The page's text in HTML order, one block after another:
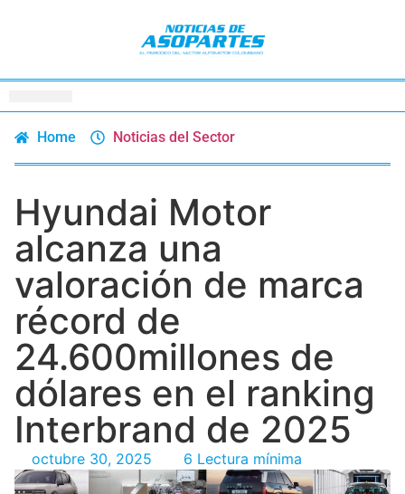
Home Noticias del Sector
Hyundai Motor
alcanza una
valoración de marca
récord de
24.600millones de
dólares en el ranking
Interbrand de 2025
octubre 30, 2025 6 Lectura mínima